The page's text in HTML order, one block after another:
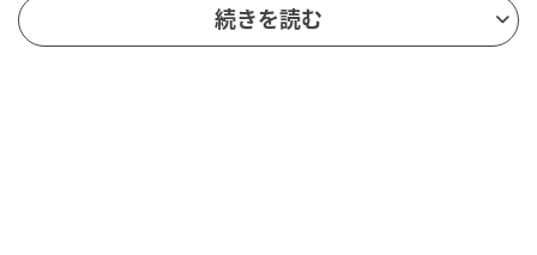
美髪を手に入れましょう。続きを読む